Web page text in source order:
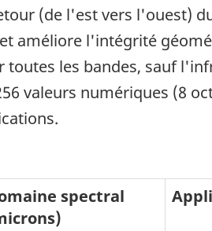
(de l'est vers l'ouest)
améliore l'intégrité
toutes les bandes, sauf
valeurs numériques (8
spectral